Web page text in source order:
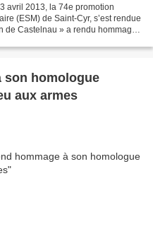
avril 2013, la 74e promotion
(ESM) de Saint-Cyr, s’est rendue
de Castelnau » a rendu hommage
son homologue
aux armes